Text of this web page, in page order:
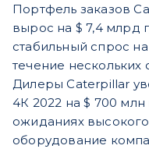
Портфель заказов
вырос на $ 7,4 млрд
стабильный спрос
течение
Дилеры Caterpillar
4К 2022 на $ 700 млн
ожиданиях
оборудование